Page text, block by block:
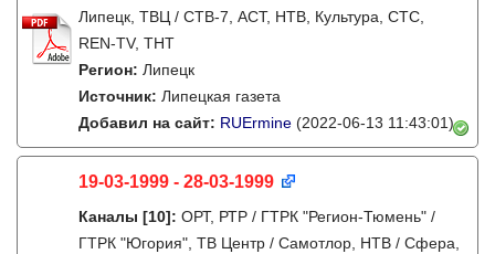
Липецк, ТВЦ / СТВ-7, АСТ, НТВ, Культура, СТС,
REN-TV, ТНТ
Регион: Липецк
Источник: Липецкая газета
Добавил на сайт: RUErmine (2022-06-13 11:43:01)
19-03-1999 - 28-03-1999
Каналы [10]: ОРТ, РТР / ГТРК "Регион-Тюмень" /
ГТРК "Югория", ТВ Центр / Самотлор, НТВ / Сфера,